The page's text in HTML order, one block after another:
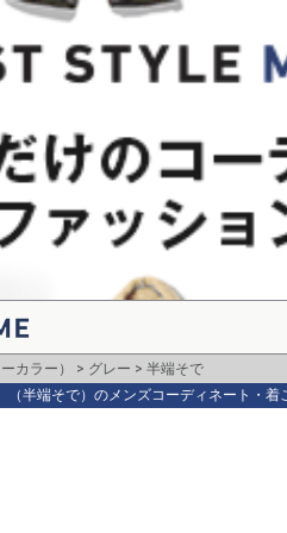
カラー） グレー
半端そで
（半端そで）のメンズコーディネート・着